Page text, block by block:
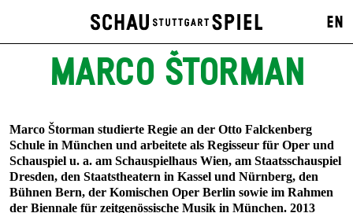
EN
MARCO ŠTORMAN
Marco Štorman studierte Regie an der Otto Falckenberg
Schule in München und arbeitete als Regisseur für Oper und
Schauspiel u. a. am Schauspielhaus Wien, am Staatsschauspiel
Dresden, den Staatstheatern in Kassel und Nürnberg, den
Bühnen Bern, der Komischen Oper Berlin sowie im Rahmen
der Biennale für zeitgenössische Musik in München. 2013